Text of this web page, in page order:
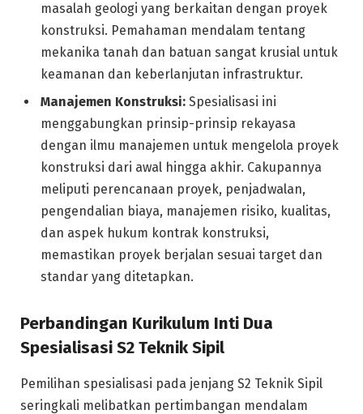
masalah geologi yang berkaitan dengan proyek
konstruksi. Pemahaman mendalam tentang
mekanika tanah dan batuan sangat krusial untuk
keamanan dan keberlanjutan infrastruktur.
Manajemen Konstruksi: Spesialisasi ini
menggabungkan prinsip-prinsip rekayasa
dengan ilmu manajemen untuk mengelola proyek
konstruksi dari awal hingga akhir. Cakupannya
meliputi perencanaan proyek, penjadwalan,
pengendalian biaya, manajemen risiko, kualitas,
dan aspek hukum kontrak konstruksi,
memastikan proyek berjalan sesuai target dan
standar yang ditetapkan.
Perbandingan Kurikulum Inti Dua
Spesialisasi S2 Teknik Sipil
Pemilihan spesialisasi pada jenjang S2 Teknik Sipil
seringkali melibatkan pertimbangan mendalam